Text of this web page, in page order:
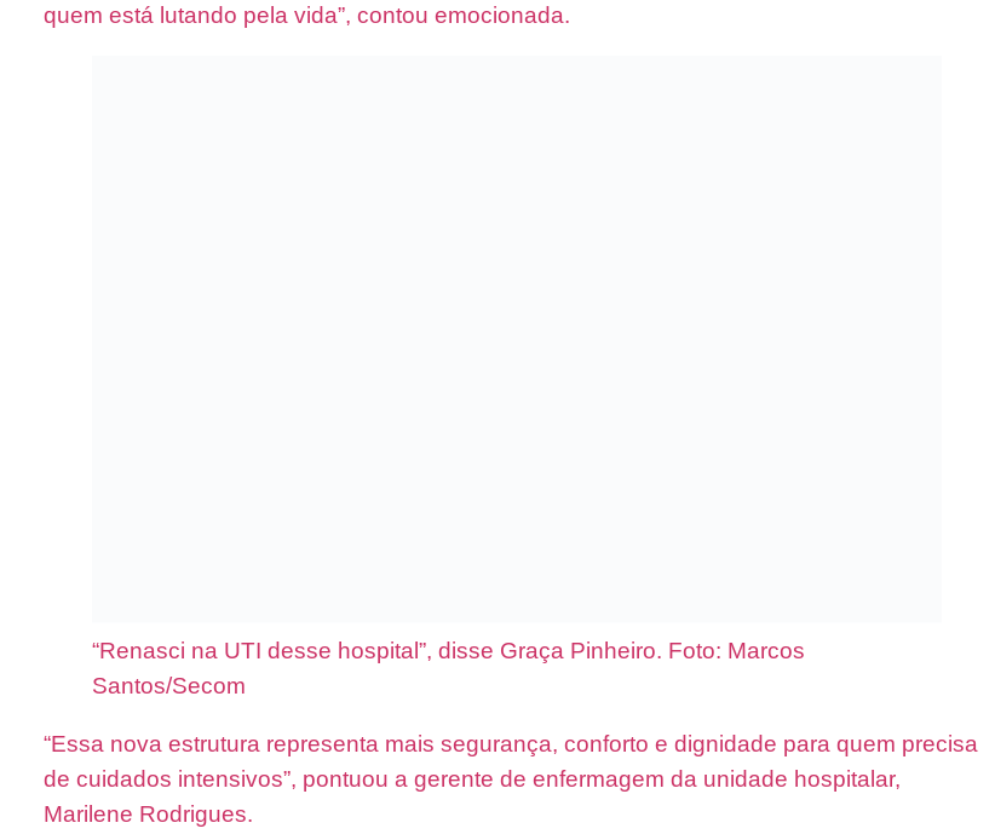
quem está lutando pela vida”, contou emocionada.
“Renasci na UTI desse hospital”, disse Graça Pinheiro. Foto: Marcos
Santos/Secom
“Essa nova estrutura representa mais segurança, conforto e dignidade para quem precisa
de cuidados intensivos”, pontuou a gerente de enfermagem da unidade hospitalar,
Marilene Rodrigues.